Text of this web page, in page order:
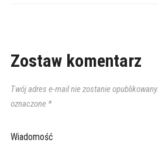
Zostaw komentarz
Twój adres e-mail nie zostanie opublikowany.
oznaczone *
Wiadomość